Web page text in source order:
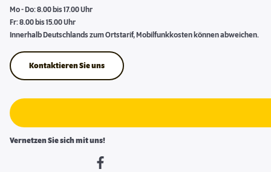
Mo - Do: 8.00 bis 17.00 Uhr
Fr: 8.00 bis 15.00 Uhr
Innerhalb Deutschlands zum Ortstarif, Mobilfunkkosten können abweichen.
Kontaktieren Sie uns
Vernetzen Sie sich mit uns!